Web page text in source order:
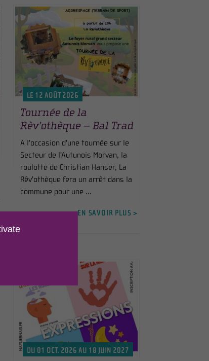
LE 12 AOÛT 2026
Tournée de la
Rèv’othèque – Bal Trad
A l'occasion d'une tournée sur le
Secteur de l'Autunois Morvan, la
roulotte de Christian Hanser, La
Rêv'othèque fera un arrêt dans la
commune pour une ...
EN SAVOIR PLUS >
DU 01 OCT. 2026 AU 18 JUIN 2027